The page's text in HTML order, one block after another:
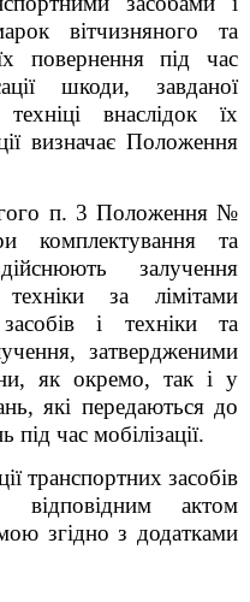
вітчизняного та
повернення під час
шкоди, завданої
внаслідок їх
визначає Положення
п. 3 Положення №
комплектування та
залучення
за лімітами
і техніки та
затвердженими
як окремо, так і у
які передаються до
час мобілізації.
транспортних засобів
відповідним актом
згідно з додатками